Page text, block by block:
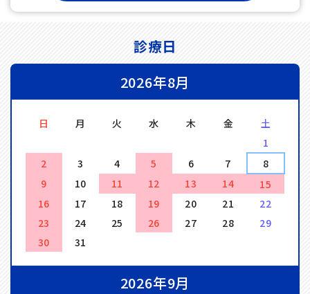
診療日
2026年8月
日 月 火 水 木 金
土
1
2
3 4 5 6 7
8
9
10 11 12 13 14
15
16
17 18 19 20 21
22
23
24 25 26 27 28
29
30
31
2026年9月